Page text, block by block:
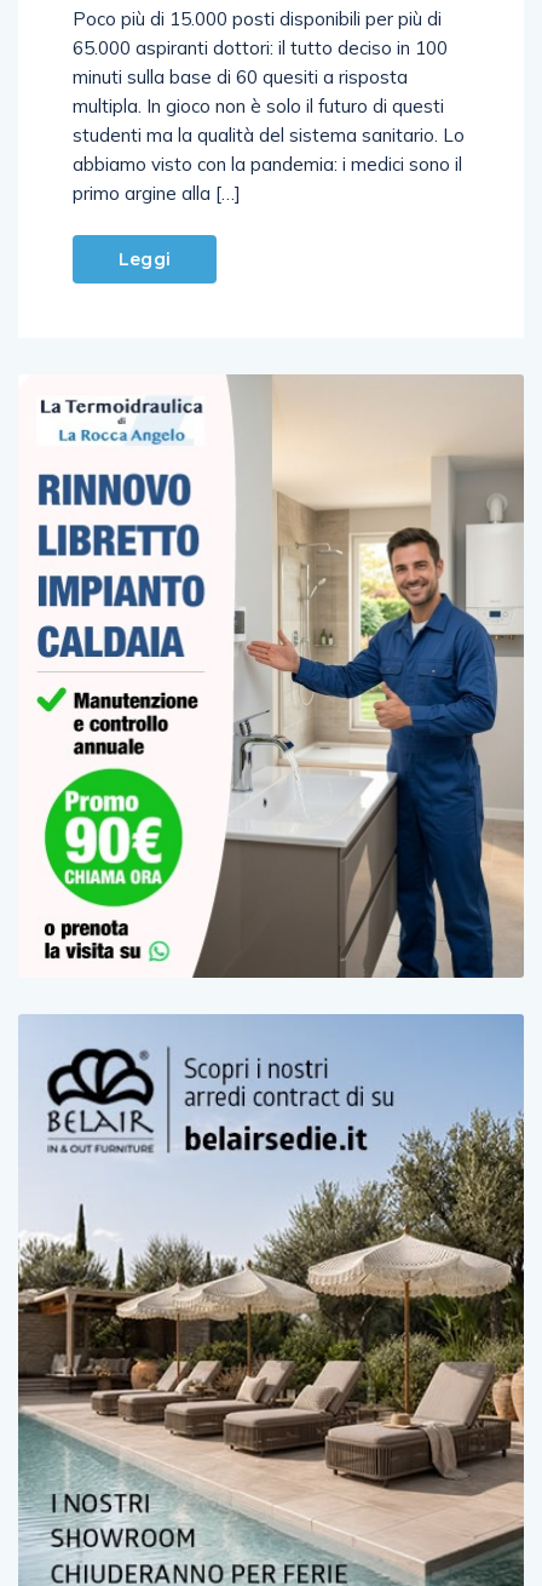
65.000 aspiranti dottori: il tutto deciso in 100
minuti sulla base di 60 quesiti a risposta
multipla. In gioco non è solo il futuro di questi
studenti ma la qualità del sistema sanitario. Lo
abbiamo visto con la pandemia: i medici sono il
primo argine alla […]
Leggi